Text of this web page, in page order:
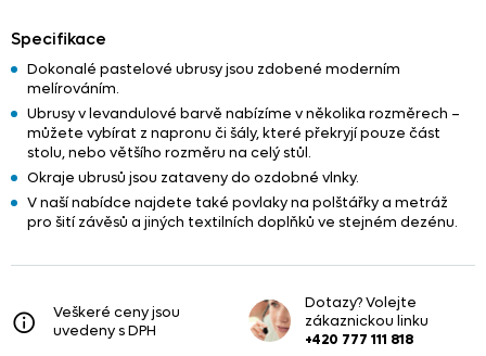
Specifikace
Dokonalé pastelové ubrusy jsou zdobené moderním
melírováním.
Ubrusy v levandulové barvě nabízíme v několika rozměrech –
můžete vybírat z napronu či šály, které překryjí pouze část
stolu, nebo většího rozměru na celý stůl.
Okraje ubrusů jsou zataveny do ozdobné vlnky.
V naší nabídce najdete také povlaky na polštářky a metráž
pro šití závěsů a jiných textilních doplňků ve stejném dezénu.
Veškeré ceny jsou
uvedeny s DPH
Dotazy? Volejte
zákaznickou linku
+420 777 111 818